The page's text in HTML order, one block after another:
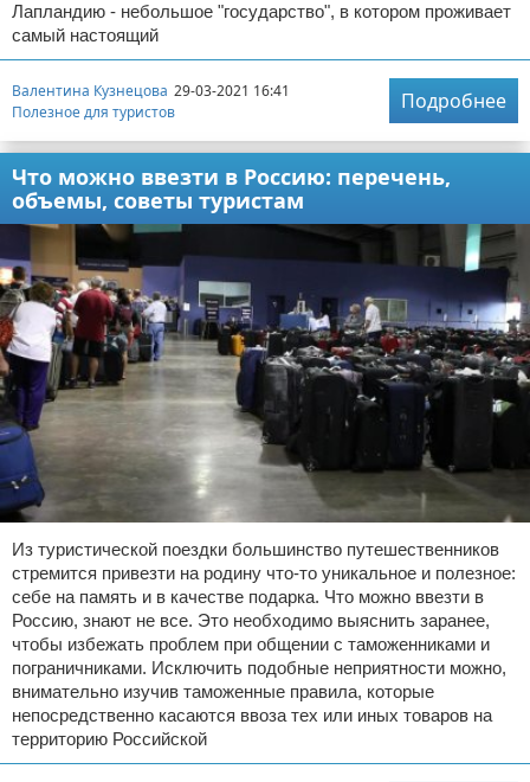
Лапландию - небольшое "государство", в котором проживает
самый настоящий
Валентина Кузнецова 29-03-2021 16:41
Полезное для туристов
Подробнее
Что можно ввезти в Россию: перечень,
объемы, советы туристам
Из туристической поездки большинство путешественников
стремится привезти на родину что-то уникальное и полезное:
себе на память и в качестве подарка. Что можно ввезти в
Россию, знают не все. Это необходимо выяснить заранее,
чтобы избежать проблем при общении с таможенниками и
пограничниками. Исключить подобные неприятности можно,
внимательно изучив таможенные правила, которые
непосредственно касаются ввоза тех или иных товаров на
территорию Российской